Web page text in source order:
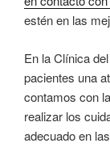
estén en las
En la Clínica
pacientes una
contamos con
realizar los
adecuado en